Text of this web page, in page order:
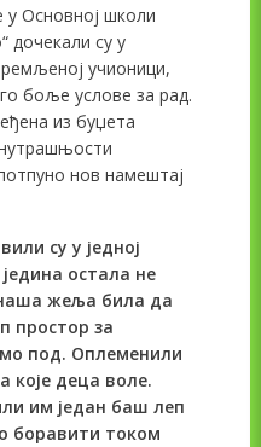
Основној школи
дочекали су у
учионици,
боље услове за рад.
из буџета
нов намештај
су у једној
једина остала не
жеља била да
простор за
под. Оплеменили
које деца воле.
им један баш леп
боравити током